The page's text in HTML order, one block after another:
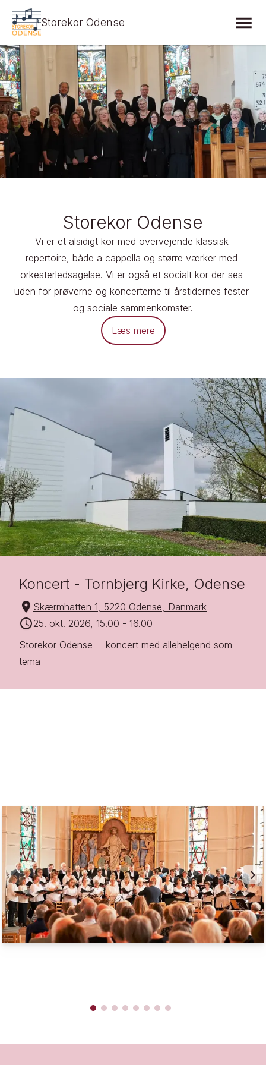
Storekor Odense
Storekor Odense
Vi er et alsidigt kor med overvejende klassisk
repertoire, både a cappella og større værker med
orkesterledsagelse. Vi er også et socialt kor der ses
uden for prøverne og koncerterne til årstidernes fester
og sociale sammenkomster.
Læs mere
Koncert - Tornbjerg Kirke, Odense
Skærmhatten 1, 5220 Odense, Danmark
25. okt. 2026, 15.00 - 16.00
Storekor Odense  - koncert med allehelgend som
tema